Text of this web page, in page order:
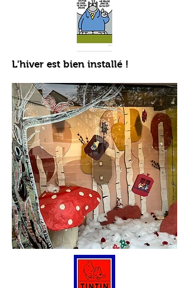
L'hiver est bien installé !